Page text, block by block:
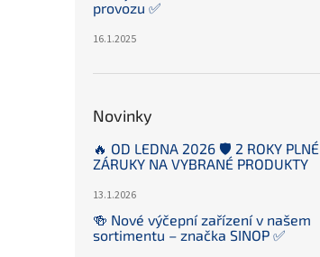
provozu ✅
16.1.2025
Novinky
🔥 OD LEDNA 2026 🛡️ 2 ROKY PLNÉ
ZÁRUKY NA VYBRANÉ PRODUKTY
13.1.2026
🍻 Nové výčepní zařízení v našem
sortimentu – značka SINOP ✅